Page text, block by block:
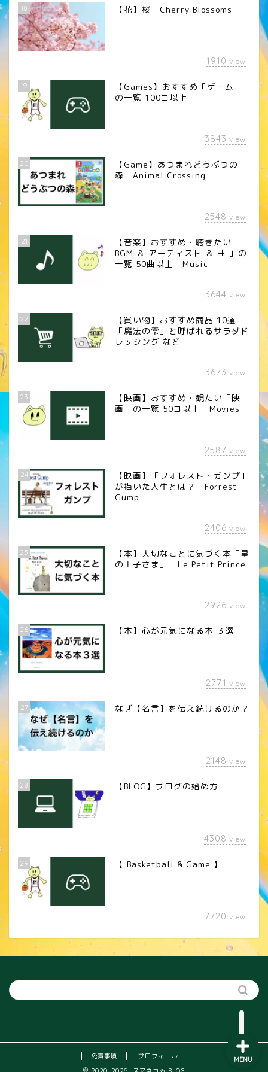
18 【花】桜 Cherry Blossoms
1910 view
19
【Games】おすすめ「ゲーム」
の一覧 100コ以上
3843 view
20
【Game】あつまれどうぶつの
森 Animal Crossing
2548 view
21
【音楽】おすすめ・聴きたい「
BGM ＆ アーティスト ＆ 曲 」の
一覧 50曲以上 Music
3644 view
22
【買い物】おすすめ商品 10選
「魔法の雫」と呼ばれるサラダド
レッシング など
3673 view
23
【映画】おすすめ・観たい「映
画」の一覧 50コ以上 Movies
2587 view
24
【映画】「フォレスト・ガンプ」
が描いた人生とは？ Forrest
Gump
2406 view
25
【本】大切なことに気づく本「星
の王子さま」 Le Petit Prince
2926 view
26 【本】心が元気になる本 ３選
2771 view
27 なぜ【名言】を伝え続けるのか？
2148 view
28 【BLOG】ブログの始め方
4308 view
29 【 Basketball & Game 】
7720 view
免責事項
プロフィール
MENU
カメラレンズ
YouTube